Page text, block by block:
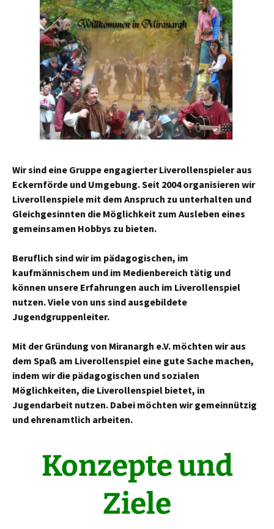
Wir sind eine Gruppe engagierter Liverollenspieler aus
Eckernförde und Umgebung. Seit 2004 organisieren wir
Liverollenspiele mit dem Anspruch zu unterhalten und
Gleichgesinnten die Möglichkeit zum Ausleben eines
gemeinsamen Hobbys zu bieten.
Beruflich sind wir im pädagogischen, im
kaufmännischem und im Medienbereich tätig und
können unsere Erfahrungen auch im Liverollenspiel
nutzen. Viele von uns sind ausgebildete
Jugendgruppenleiter.
Mit der Gründung von Miranargh e.V. möchten wir aus
dem Spaß am Liverollenspiel eine gute Sache machen,
indem wir die pädagogischen und sozialen
Möglichkeiten, die Liverollenspiel bietet, in
Jugendarbeit nutzen. Dabei möchten wir gemeinnützig
und ehrenamtlich arbeiten.
Konzepte und
Ziele